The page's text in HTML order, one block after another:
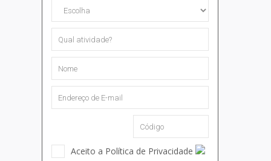
Aceito a Política de Privacidade